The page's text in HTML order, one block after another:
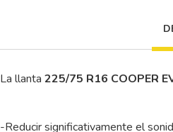
La llanta 225/75 R16 COOPER
-Reducir significativamente el